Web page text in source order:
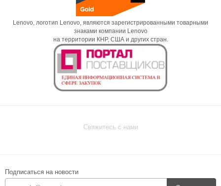
Lenovo, логотип Lenovo, являются зарегистрированными товарными
знаками компании Lenovo
на территории КНР, США и других стран.
Свяжитесь с нами
Подписаться на новости